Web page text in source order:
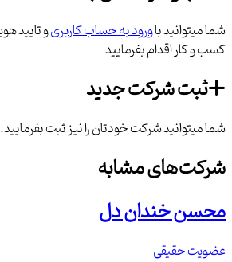
شما میتوانید باورود به حساب کاربریو تایید
کسب و کار اقدام بفرمایید
ثبت شرکت جدید
شما میتوانید شرکت خودتان را نیز ثبت بفرمایید.
شرکت‌های مشابه
محسن خندان دل
عضویت حقیقی